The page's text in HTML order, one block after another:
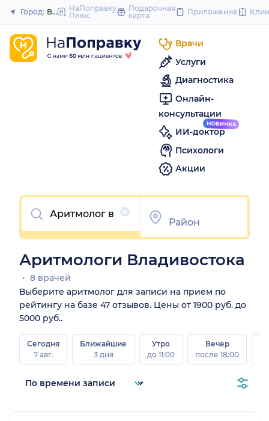
to
Закрыть
Город: Владивосток
НаПоправку
Плюс
Подарочная
карта
Приложение
Врачи
Услуги
Диагностика
Онлайн-
консультации
ИИ-доктор
Психологи
Акции
Очистить
Аритмологи Владивостока
8 врачей
Выберите аритмолог для записи на прием по
рейтингу на базе 47 отзывов. Цены от 1900 руб. до
5000 руб..
Сегодня
7 авг.
Ближайшие
3 дня
Утро
до 11:00
Вечер
после 18:00